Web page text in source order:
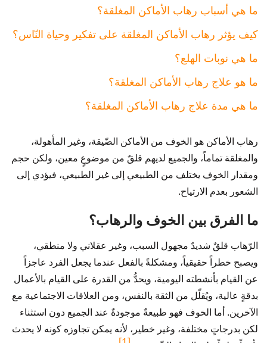
ما هي أسباب رهاب الأماكن المغلقة؟
كيف يؤثر رهاب الأماكن المغلقة على تفكير وحياة النّاس؟
ما هي نوبات الهلع؟
ما هو علاج رهاب الأماكن المغلقة؟
ما هي مدة علاج رهاب الأماكن المغلقة؟
رهاب الأماكن هو الخوف من الأماكن الضّيقة، وغير المأهولة،
والمغلقة تماماً، والجميع لديهم قلقٌ من موضوعٍ معين، ولكن حجم
ومقدار الخوف يختلف من الطبيعي إلى غير الطبيعي، فيؤدي إلى
الشعور بعدم الارتياح.
ما الفرق بين الخوف والرهاب؟
الرّهاب قلقٌ شديدٌ مجهول السبب، وغير عقلاني ولا منطقي،
ويصبح خطراً حقيقياً، ومشكلةً بالفعل عندما يجعل الفرد عاجزاً
عن القيام بأنشطته اليومية، ويحدُّ من القدرة على القيام بالأعمال
بدقةٍ عالية، ويُقلّل من الثقة بالنفس، ومن العلاقات الاجتماعية مع
الآخرين. أما الخوف فهو طبيعةٌ موجودةٌ عند الجميع دون استثناء
لكن بدرجاتٍ مختلفة، وغير خطير، لأنه يمكن تجاوزه كونه لا يحدث